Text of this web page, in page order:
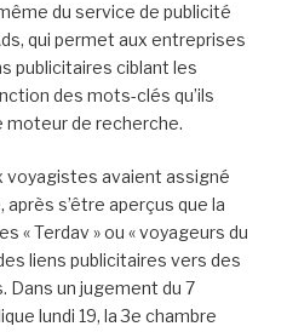
du service de publicité
qui permet aux entreprises
publicitaires ciblant les
des mots-clés qu’ils
moteur de recherche.
voyagistes avaient assigné
s’être aperçus que la
« Terdav » ou « voyageurs du
liens publicitaires vers des
Dans un jugement du 7
lundi 19, la 3e chambre